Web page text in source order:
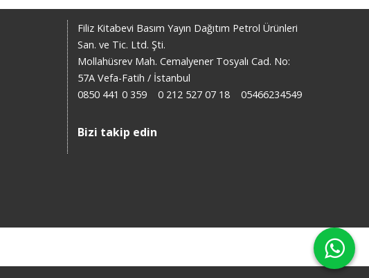
Filiz Kitabevi Basım Yayın Dağıtım Petrol Ürünleri
San. ve Tic. Ltd. Şti.
Mollahüsrev Mah. Cemalyener Tosyalı Cad. No:
57A Vefa-Fatih / İstanbul
0850 441 0 359
0 212 527 07 18 05466234549
Bizi takip edin